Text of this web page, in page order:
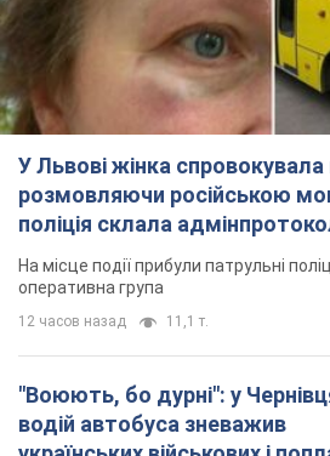
На місце події прибули патрульні
оперативна група
11,1 т.
"Воюють, бо дурні": у
водій автобуса зневажив
українських військових і
Відео
та образ військових
"Не слідкує за
Києві консультант салону
образив жінку після